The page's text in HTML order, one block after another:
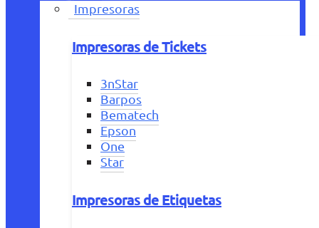
Impresoras
Impresoras de Tickets
3nStar
Barpos
Bematech
Epson
One
Star
Impresoras de Etiquetas